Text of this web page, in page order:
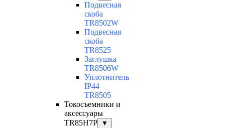
Подвесная
скоба
TR8502W
Подвесная
скоба
TR8525
Заглушка
TR8506W
Уплотнитель
IP44
TR8505
Токосъемники и
аксессуары
TR85H7P
▼